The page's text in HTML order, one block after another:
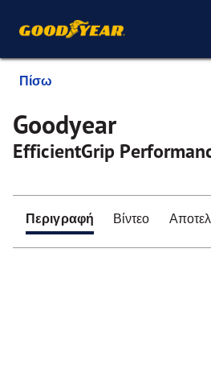
Πίσω
Goodyear
EfficientGrip
Περιγραφή Βίντεο